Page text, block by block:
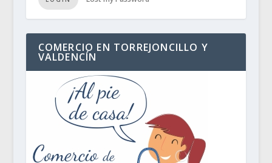
COMERCIO EN TORREJONCILLO Y
VALDENCÍN